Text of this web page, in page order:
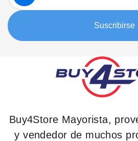
nuestro
boletín:
Suscribirse
Buy4Store Mayorista,
y vendedor de muchos